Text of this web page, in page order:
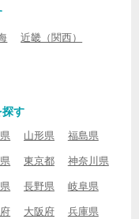
近畿（関西）
探す
山形県 福島県
東京都 神奈川県
長野県 岐阜県
大阪府 兵庫県